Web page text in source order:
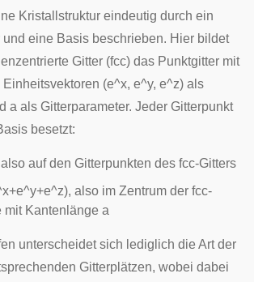
Kristallstruktur eindeutig durch ein
und eine Basis beschrieben. Hier bildet
Gitter (fcc) das Punktgitter mit
(e^x, e^y, e^z) als
a als Gitterparameter. Jeder Gitterpunkt
besetzt:
also auf den Gitterpunkten des fcc-Gitters
x+e^y+e^z), also im Zentrum der fcc-
mit Kantenlänge a
unterscheidet sich lediglich die Art der
Gitterplätzen, wobei dabei